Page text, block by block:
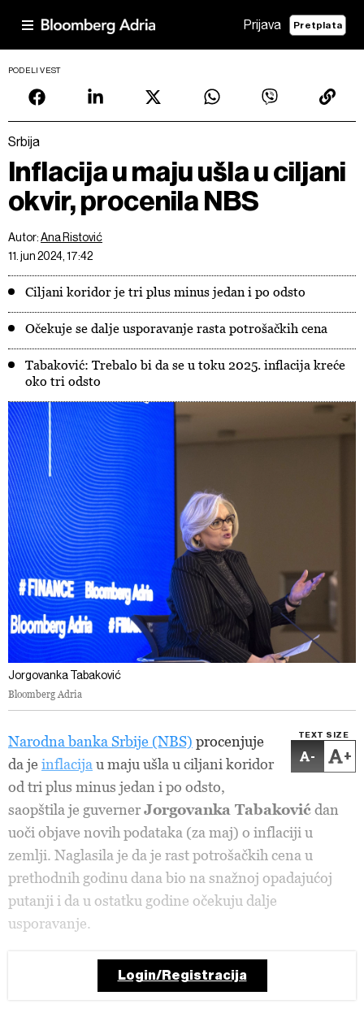
Prijava Pretplata
PODELI VEST
Srbija
Inflacija u maju ušla u ciljani
okvir, procenila NBS
Autor:Ana Ristović
11. jun 2024, 17:42
Ciljani koridor je tri plus minus jedan i po odsto
Očekuje se dalje usporavanje rasta potrošačkih cena
Tabaković: Trebalo bi da se u toku 2025. inflacija kreće
oko tri odsto
Jorgovanka Tabaković
Bloomberg Adria
TEXT SIZE
- +
Narodna banka Srbije (NBS) procenjuje
da je inflacija u maju ušla u ciljani koridor
od tri plus minus jedan i po odsto,
saopštila je guvernerJorgovanka Tabakovićdan
uoči objave novih podataka (za maj) o inflaciji u
zemlji. Naglasila je da je rast potrošačkih cena u
prethodnih godinu dana bio na snažnoj opadajućoj
putanji i da u ostatku godine očekuju dalje
usporavanje.
Login/Registracija